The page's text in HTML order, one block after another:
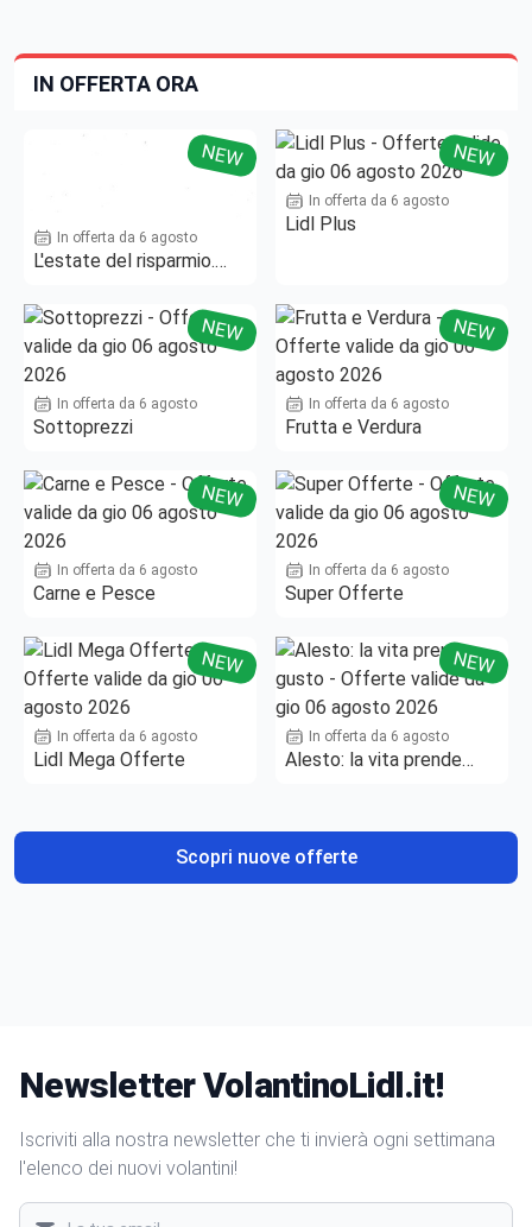
IN OFFERTA ORA
NEW
In offerta da 6 agosto
L'estate del risparmio.
NEW
In offerta da 6 agosto
Lidl Plus
NEW
In offerta da 6 agosto
Sottoprezzi
NEW
In offerta da 6 agosto
Frutta e Verdura
NEW
In offerta da 6 agosto
Carne e Pesce
NEW
In offerta da 6 agosto
Super Offerte
NEW
In offerta da 6 agosto
Lidl Mega Offerte
NEW
In offerta da 6 agosto
Alesto: la vita prende
Scopri nuove offerte
Newsletter VolantinoLidl.it!
Iscriviti alla nostra newsletter che ti invierà ogni settimana
l'elenco dei nuovi volantini!